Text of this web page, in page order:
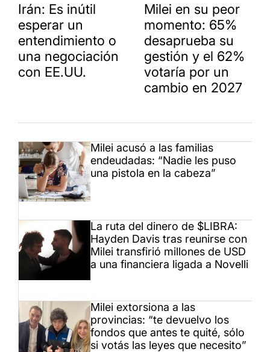
Irán: Es inútil
esperar un
entendimiento o
una negociación
con EE.UU.
Milei en su peor
momento: 65%
desaprueba su
gestión y el 62%
votaría por un
cambio en 2027
Milei acusó a las familias
endeudadas: “Nadie les puso
una pistola en la cabeza”
La ruta del dinero de $LIBRA:
Hayden Davis tras reunirse con
Milei transfirió millones de USD
a una financiera ligada a Novelli
Milei extorsiona a las
provincias: “te devuelvo los
fondos que antes te quité, sólo
si votás las leyes que necesito”